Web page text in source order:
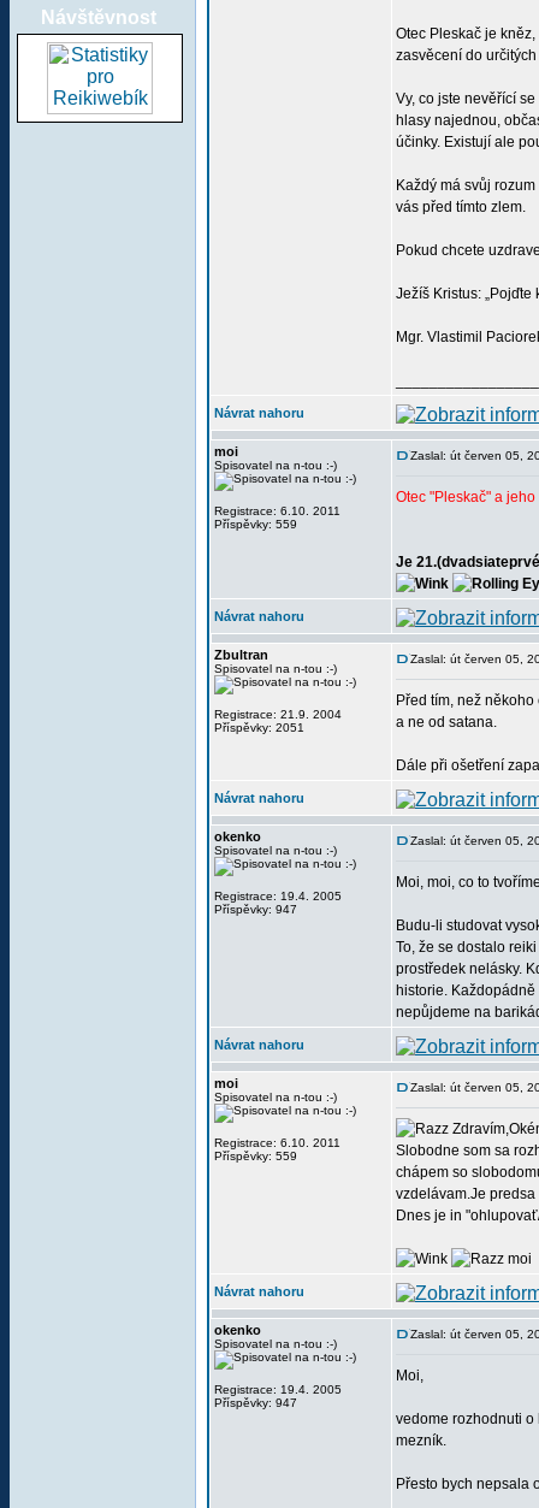
Návštěvnost
Otec Pleskač je
zasvěcení do
Vy, co jste nevěřící
hlasy najednou,
účinky. Existují ale
Každý má svůj
vás před tímto zlem.
Pokud chcete
Ježíš Kristus:
Mgr. Vlastimil
Návrat nahoru
moi
Spisovatel na n-tou :-)
Registrace: 6.10. 2011
Příspěvky: 559
Zaslal: út červen 05,
Otec "Pleskač" a
Je
Návrat nahoru
Zbultran
Spisovatel na n-tou :-)
Registrace: 21.9. 2004
Příspěvky: 2051
Zaslal: út červen 05,
Před tím, než
a ne od satana.
Dále při ošetření
Návrat nahoru
okenko
Spisovatel na n-tou :-)
Registrace: 19.4. 2005
Příspěvky: 947
Zaslal: út červen 05,
Moi, moi, co to
Budu-li studovat
To, že se dostalo
prostředek nelásky.
historie.
nepůjdeme na
Návrat nahoru
moi
Spisovatel na n-tou :-)
Registrace: 6.10. 2011
Příspěvky: 559
Zaslal: út červen 05,
Slobodne som sa
chápem so
vzdelávam.Je
Dnes je in
moi
Návrat nahoru
okenko
Spisovatel na n-tou :-)
Registrace: 19.4. 2005
Příspěvky: 947
Zaslal: út červen 05,
Moi,
vedome rozhodnuti
mezník.
Přesto bych nepsala